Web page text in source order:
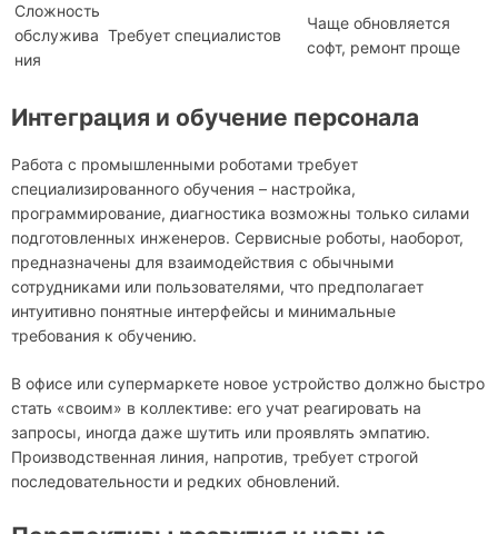
Сложность
обслужива
ния
Требует специалистов
Чаще обновляется
софт, ремонт проще
Интеграция и обучение персонала
Работа с промышленными роботами требует
специализированного обучения – настройка,
программирование, диагностика возможны только силами
подготовленных инженеров. Сервисные роботы, наоборот,
предназначены для взаимодействия с обычными
сотрудниками или пользователями, что предполагает
интуитивно понятные интерфейсы и минимальные
требования к обучению.
В офисе или супермаркете новое устройство должно быстро
стать «своим» в коллективе: его учат реагировать на
запросы, иногда даже шутить или проявлять эмпатию.
Производственная линия, напротив, требует строгой
последовательности и редких обновлений.